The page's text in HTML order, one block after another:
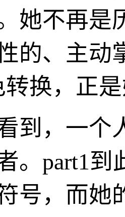
她不再是
的、主动
转换，正
到，一个
。part1
号，而她